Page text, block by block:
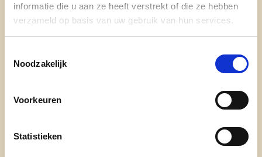
informatie die u aan ze heeft verstrekt of die ze hebben
verzameld op basis van uw gebruik van hun services.
Noodzakelijk
Voorkeuren
Statistieken
onze partij
nieuws
doe mee